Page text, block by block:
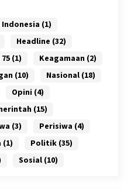
Indonesia (1)
Headline (32)
(1) Keagamaan (2)
(10) Nasional(18)
Opini (4)
(15)
(3) Perisiwa (4)
(1) Politik(35)
Sosial(10)